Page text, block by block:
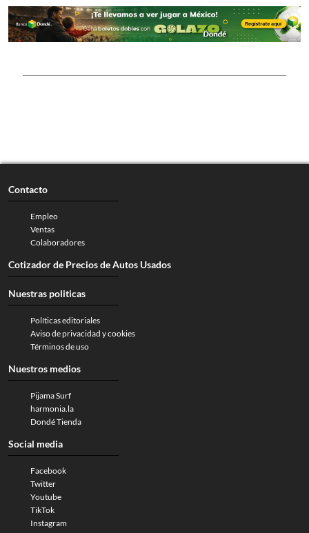
Contacto
Empleo
Ventas
Colaboradores
Cotizador de Precios de Autos Usados
Nuestras politicas
Políticas editoriales
Aviso de privacidad y cookies
Términos de uso
Nuestros medios
Pijama Surf
harmonia.la
Dondé Tienda
Social media
Facebook
Twitter
Youtube
TikTok
Instagram